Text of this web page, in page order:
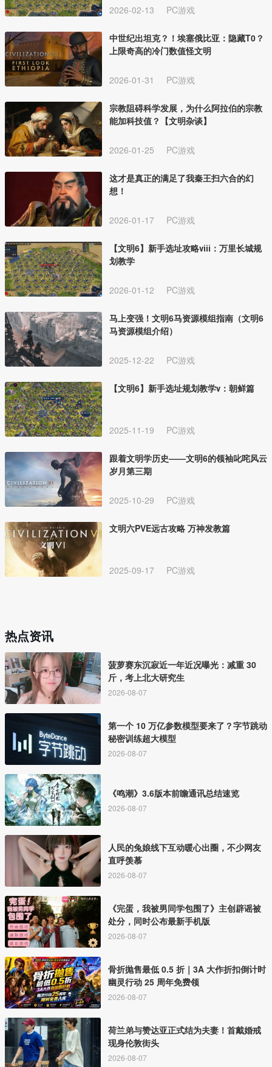
2026-02-13 PC游戏
中世纪出坦克？！埃塞俄比亚：隐藏T0？
上限奇高的冷门数值怪文明
2026-01-31 PC游戏
宗教阻碍科学发展，为什么阿拉伯的宗教
能加科技值？【文明杂谈】
2026-01-25 PC游戏
这才是真正的满足了我秦王扫六合的幻
想！
2026-01-17 PC游戏
【文明6】新手选址攻略ⅷ：万里长城规
划教学
2026-01-12 PC游戏
马上变强！文明6马资源模组指南（文明6
马资源模组介绍）
2025-12-22 PC游戏
【文明6】新手选址规划教学ⅴ：朝鲜篇
2025-11-19 PC游戏
跟着文明学历史——文明6的领袖叱咤风云
岁月第三期
2025-10-29 PC游戏
文明六PVE远古攻略 万神发教篇
2025-09-17 PC游戏
热点资讯
菠萝赛东沉寂近一年近况曝光：减重 30
斤，考上北大研究生
2026-08-07
第一个 10 万亿参数模型要来了？字节跳动
秘密训练超大模型
2026-08-07
《鸣潮》3.6版本前瞻通讯总结速览
2026-08-07
人民的兔娘线下互动暖心出圈，不少网友
直呼羡慕
2026-08-07
《完蛋，我被男同学包围了》主创辟谣被
处分，同时公布最新手机版
2026-08-07
骨折抛售最低 0.5 折｜3A 大作折扣倒计时
幽灵行动 25 周年免费领
2026-08-07
荷兰弟与赞达亚正式结为夫妻！首戴婚戒
现身伦敦街头
2026-08-07